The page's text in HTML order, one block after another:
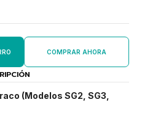
COMPRAR AHORA
(Modelos SG2, SG3,